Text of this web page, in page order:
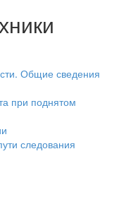
Общие сведения
при поднятом
следования